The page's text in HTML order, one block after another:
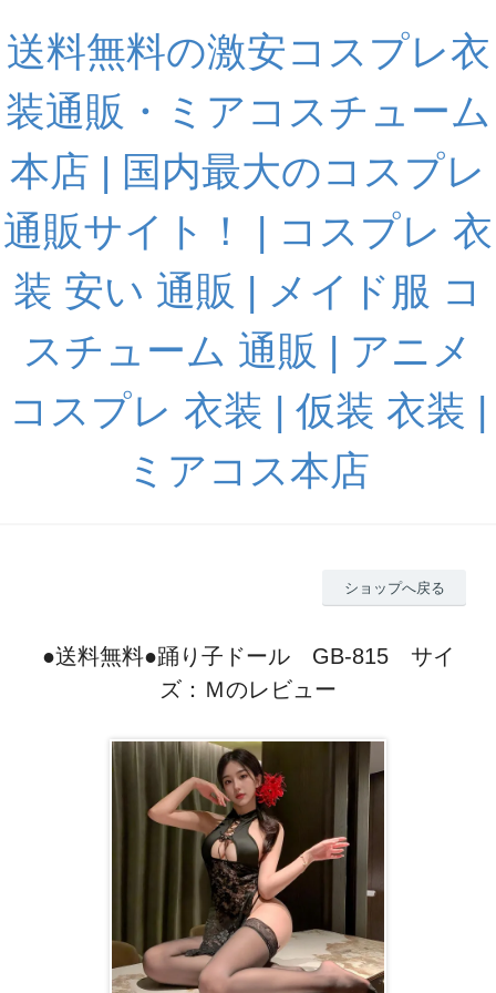
送料無料の激安コスプレ衣
装通販・ミアコスチューム
本店 | 国内最大のコスプレ
通販サイト！ | コスプレ 衣
装 安い 通販 | メイド服 コ
スチューム 通販 | アニメ
コスプレ 衣装 | 仮装 衣装 |
ミアコス本店
ショップへ戻る
●送料無料●踊り子ドール GB-815 サイ
ズ：Ｍのレビュー